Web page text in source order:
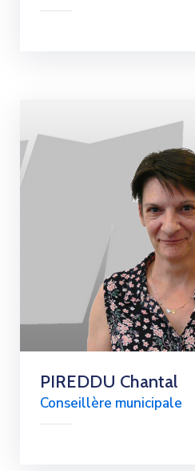
PIREDDU Chantal
Conseillère municipale